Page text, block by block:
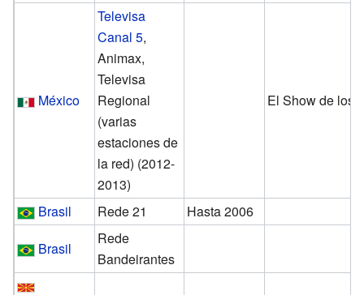
México
Televisa
Canal 5,
Animax,
Televisa
Regional
(varias
estaciones de
la red) (2012-
2013)
El Show de los
Brasil Rede 21
Hasta 2006
Brasil
Rede
Bandeirantes